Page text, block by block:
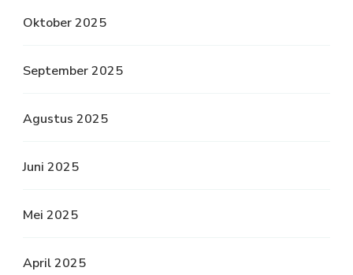
Oktober 2025
September 2025
Agustus 2025
Juni 2025
Mei 2025
April 2025